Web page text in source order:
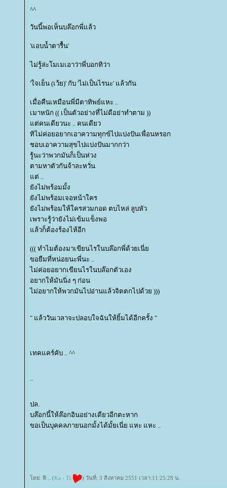
^^
วันนี้พอเห็นบล๊อกพี่แล้ว
'แอบน้ำตารื้น'
ไม่รู้ล่ะโมเมเอาว่าพี่บอกทิว่า
'ใจเย็น (เว้ย)' กับ 'ไม่เป็นไรนะ' แล้วกัน
เมื่อคืนเหมือนพี่มีตาทิพย์แหะ ..
เมาหนัก (( เป็นตัวอย่างที่ไม่ดีอย่าทำตาม ))
ต่คนเดียวนะ .. คนเดียว
ทิไม่ค่อยอยากเอาความทุกข์ไปแบ่งปันเพื่อนหรอก
ชอบเอาความสุขไปแบ่งปันมากกว่า
รู้นะว่าพวกมันก็เป็นห่วง
ตามหาตัวกันจ้าละหวั่น
ต่ ..
ังไม่พร้อมมั้ง
ังไม่พร้อมเจอหน้าใคร
ังไม่พร้อมให้ใครสวมกอด ตบไหล่ ลูบหัว
เพราะรู้ว่ายังไม่เข้มแข็งพอ
ล้วก็ต้องร้องไห้อีก
((( ทำไมต้องมาเขียนไรในบล๊อกพี่ด้วยเนี่
ขอยืมที่หน่อยนะพี่นะ ..
ไม่ค่อยอยากเขียนไรในบล๊อกตัวเอง
อยากให้มันนิ่ง ๆ ก่อน
ไม่อยากให้พวกมันไปอ่านแล้วจิตตกไปด้วย )))
" แล้ววันเวลาจะปลอบใจฉันให้ยิ้มได้อีกครั้ง "
เทคแคร์คับ .. ^^
ปล.
บล๊อกนี้ให้ล๊อกอินอย่างเดียวอีกตะหาก
ขอเป็นบุคคลภายนอกมั้งได้มั้ยเนี่ย แหะ แหะ ..
ดย: ทิ .. (Ka - Ti ) วันที่: 3 สิงหาคม 2551 เวลา:11:25:28 น.